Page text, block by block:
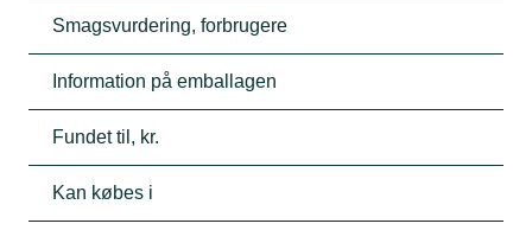
Smagsvurdering, forbrugere
Information på emballagen
Fundet til, kr.
Kan købes i